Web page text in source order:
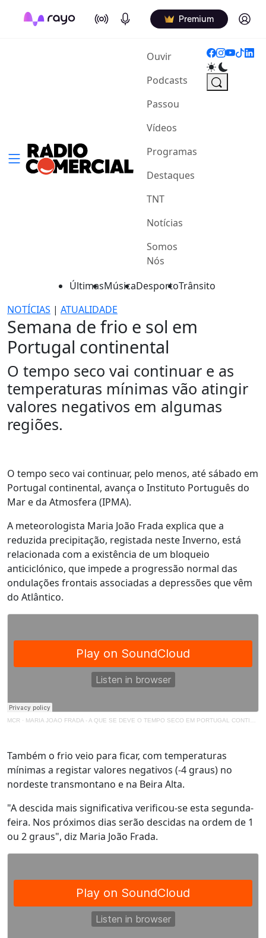
On Air Podcasts Premium Log in
Ouvir(current)
Podcasts
Passou
Vídeos
Programas
Destaques
TNT
Notícias
Somos
Nós
ÚltimasMúsicaDesportoTrânsito
NOTÍCIAS | ATUALIDADE
Semana de frio e sol em
Portugal continental
O tempo seco vai continuar e as
temperaturas mínimas vão atingir
valores negativos em algumas
regiões.
O tempo seco vai continuar, pelo menos, até sábado em
Portugal continental, avança o Instituto Português do
Mar e da Atmosfera (IPMA).
A meteorologista Maria João Frada explica que a
reduzida precipitação, registada neste Inverno, está
relacionada com a existência de um bloqueio
anticiclónico, que impede a progressão normal das
ondulações frontais associadas a depressões que vêm
do Atlântico.
MCR · MARIA JOAO FRADA - A QUE SE DEVE O TEMPO SECO EM PORTUGAL CONTINENTAL
Também o frio veio para ficar, com temperaturas
mínimas a registar valores negativos (-4 graus) no
nordeste transmontano e na Beira Alta.
"A descida mais significativa verificou-se esta segunda-
feira. Nos próximos dias serão descidas na ordem de 1
ou 2 graus", diz Maria João Frada.